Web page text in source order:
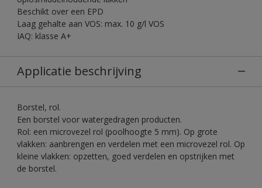
Beschikt over een EPD
Laag gehalte aan VOS: max. 10 g/l VOS
IAQ: klasse A+
Applicatie beschrijving
Borstel, rol.
Een borstel voor watergedragen producten.
Rol: een microvezel rol (poolhoogte 5 mm). Op grote
vlakken: aanbrengen en verdelen met een microvezel rol. Op
kleine vlakken: opzetten, goed verdelen en opstrijken met
de borstel.